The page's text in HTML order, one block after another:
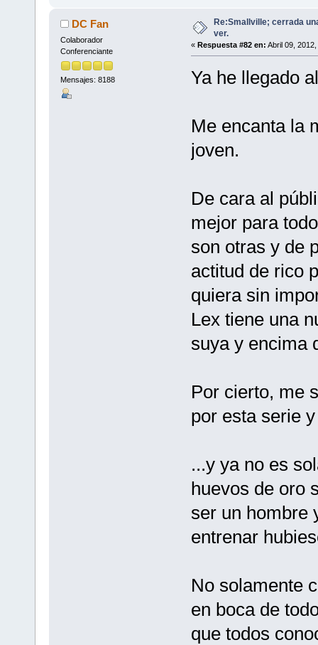
DC Fan
Colaborador
Conferenciante
Mensajes: 8188
Re:Smallville; cerrada
ver.
« Respuesta #82 en: Abril 09,
Ya he llegado
Me encanta la
joven.
De cara al
mejor para
son otras y de
actitud de rico
quiera sin
Lex tiene una
suya y encima
Por cierto, me
por esta serie
...y ya no es
huevos de oro
ser un hombre
entrenar
No solamente
en boca de
que todos